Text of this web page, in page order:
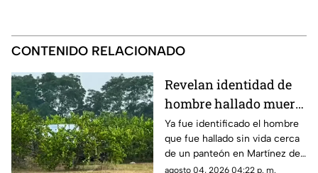
CONTENIDO RELACIONADO
Revelan identidad de
hombre hallado muerto
cerca de panteón en
Veracruz
Ya fue identificado el hombre
que fue hallado sin vida cerca
de un panteón en Martínez de
la Torre, Veracruz.
agosto 04, 2026 04:22 p. m.